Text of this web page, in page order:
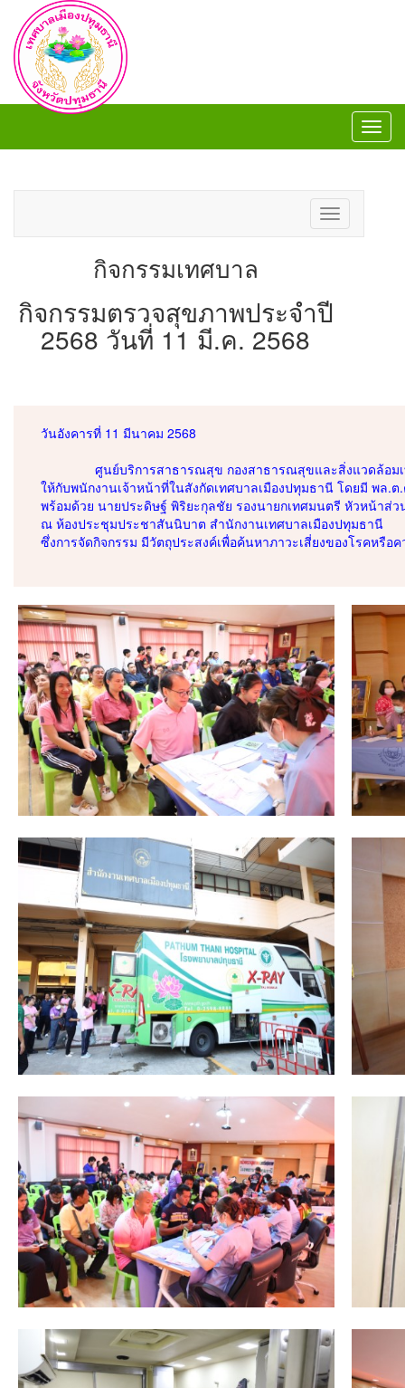
Toggle
navigation
กิจกรรมเทศบาล
กิจกรรมตรวจสุขภาพประจำปี
2568 วันที่ 11 มี.ค. 2568
วันอังคารที่ 11 มีนาคม 2568
ศูนย์บริการสาธารณสุข กองสาธารณสุขและสิ่งแวดล้อม
ให้กับพนักงานเจ้าหน้าที่ในสังกัดเทศบาลเมืองปทุมธานี โดยมี พล
พร้อมด้วย นายประดิษฐ์ พิริยะกุลชัย รองนายกเทศมนตรี หัวหน้าส่
ณ ห้องประชุมประชาสันนิบาต สำนักงานเทศบาลเมืองปทุมธานี
ซึ่งการจัดกิจกรรม มีวัตถุประสงค์เพื่อค้นหาภาวะเสี่ยงของโรคหรื